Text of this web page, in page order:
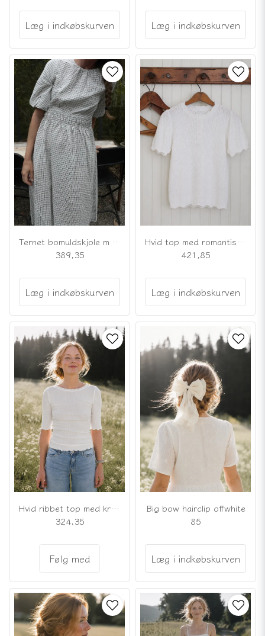
Læg i indkøbskurven Læg i indkøbskurven
Ternet bomuldskjole med bindebånd i nakken
389,35
Læg i indkøbskurven
Hvid top med romantisk strik
421,85
Læg i indkøbskurven
Hvid ribbet top med krøllede kanter
324,35
Følg med
Big bow hairclip offwhite
85
Læg i indkøbskurven